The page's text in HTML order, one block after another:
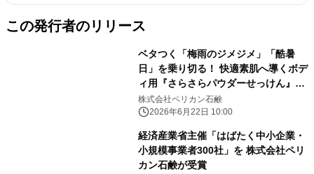
この発行者のリリース
ベタつく「梅雨のジメジメ」「酷暑
日」を乗り切る！ 快適素肌へ導くボデ
ィ用『さらさらパウダーせっけん』発
売
株式会社ペリカン石鹸
2026年6月22日 10:00
経済産業省主催「はばたく中小企業・
小規模事業者300社」を 株式会社ペリ
カン石鹸が受賞